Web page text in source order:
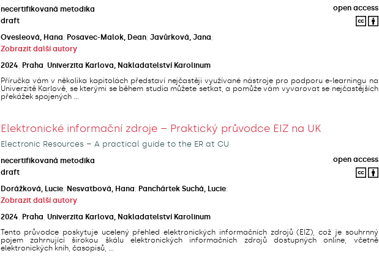
necertifikovaná metodika
open access
draft
Ovesleová, Hana; Posavec-Malok, Dean; Javůrková, Jana;
Zobrazit další autory
2024
Praha Univerzita Karlova, Nakladatelství Karolinum
Příručka vám v několika kapitolách představí nejčastěji využívané nástroje pro podporu e-learningu na
Univerzitě Karlově, se kterými se během studia můžete setkat, a pomůže vám vyvarovat se nejčastějších
překážek spojených ...
Elektronické informační zdroje – Praktický průvodce EIZ na UK
Electronic Resources – A practical guide to the ER at CU
necertifikovaná metodika
open access
draft
Dorážková, Lucie; Nesvatbová, Hana; Panchártek Suchá, Lucie;
Zobrazit další autory
2024
Praha Univerzita Karlova, Nakladatelství Karolinum
Tento průvodce poskytuje ucelený přehled elektronických informačních zdrojů (EIZ), což je souhrnný
pojem zahrnující širokou škálu elektronických informačních zdrojů dostupných online, včetně
elektronických knih, časopisů, ...